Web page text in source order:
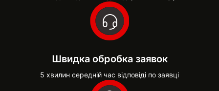
Швидка обробка заявок
5 хвилин середній час відповіді по заявці